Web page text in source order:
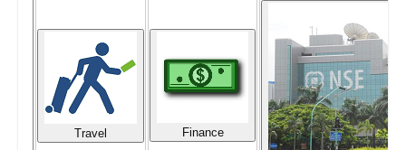
Travel Finance